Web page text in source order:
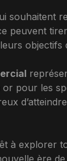
souhaitent
peuvent
objectifs
pour les
à explorer